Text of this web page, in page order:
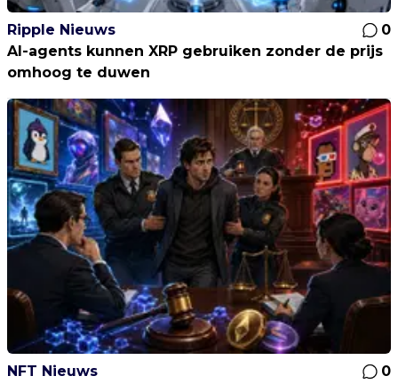
Ripple Nieuws
0
AI-agents kunnen XRP gebruiken zonder de prijs
omhoog te duwen
NFT Nieuws
0